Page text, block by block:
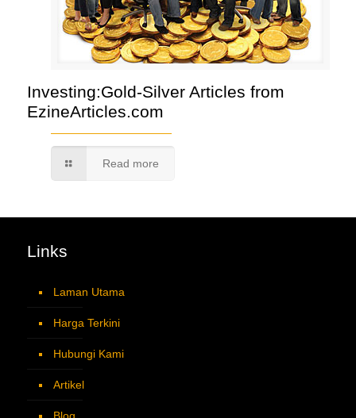
Investing:Gold-Silver Articles from
EzineArticles.com
Read more
Links
Laman Utama
Harga Terkini
Hubungi Kami
Artikel
Blog